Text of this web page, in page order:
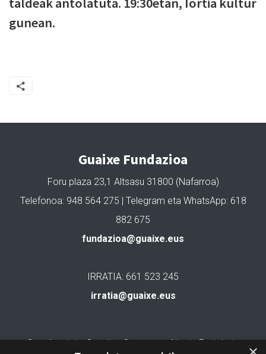
gunean.
Guaixe Fundazioa
Foru plaza 23,1 Altsasu 31800 (Nafarroa)
Telefonoa: 948 564 275 | Telegram eta WhatsApp: 618
882 675
fundazioa@guaixe.eus
IRRATIA: 661 523 245
irratia@guaixe.eus
Gure lizentzia: Creative Commons Aitortu Partekatu